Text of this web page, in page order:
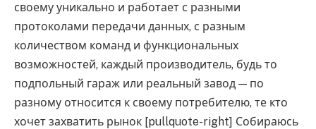
своему уникально и работает с разными
протоколами передачи данных, с разным
количеством команд и функциональных
возможностей, каждый производитель, будь то
подпольный гараж или реальный завод — по
разному относится к своему потребителю, те кто
хочет захватить рынок [pullquote-right] Собираюсь